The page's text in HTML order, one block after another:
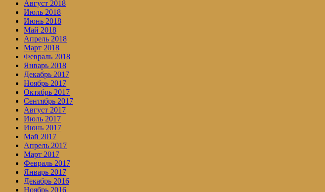
Август 2018
Июль 2018
Июнь 2018
Май 2018
Апрель 2018
Март 2018
Февраль 2018
Январь 2018
Декабрь 2017
Ноябрь 2017
Октябрь 2017
Сентябрь 2017
Август 2017
Июль 2017
Июнь 2017
Май 2017
Апрель 2017
Март 2017
Февраль 2017
Январь 2017
Декабрь 2016
Ноябрь 2016